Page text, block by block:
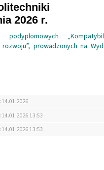
2026 r.
prowadzonych na
14.01.2026
14.01.2026 13:53
14.01.2026 13:53